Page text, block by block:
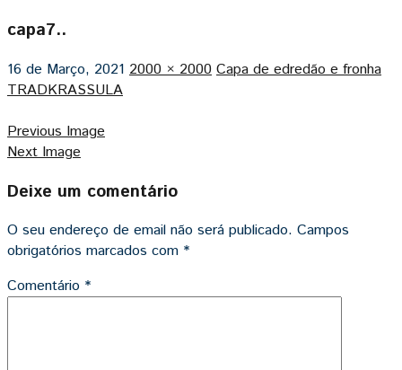
capa7..
16 de Março, 2021 2000 × 2000 Capa de edredão e fronha
TRADKRASSULA
Previous Image
Next Image
Deixe um comentário
O seu endereço de email não será publicado. Campos
obrigatórios marcados com *
Comentário *